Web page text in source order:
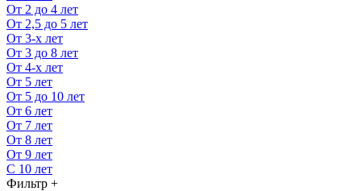
От 2 до 4 лет
От 2,5 до 5 лет
От 3-х лет
От 3 до 8 лет
От 4-х лет
От 5 лет
От 5 до 10 лет
От 6 лет
От 7 лет
От 8 лет
От 9 лет
С 10 лет
Фильтр +